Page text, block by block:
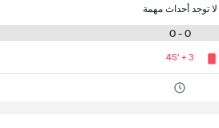
لا توجد أحداث مهمة
0 - 0
45' + 3